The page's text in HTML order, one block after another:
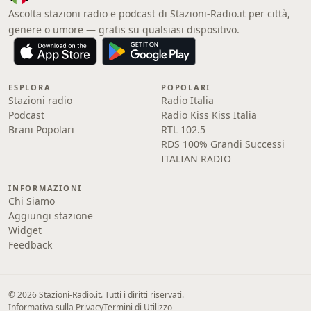
Ascolta stazioni radio e podcast di Stazioni-Radio.it per città,
genere o umore — gratis su qualsiasi dispositivo.
ESPLORA
Stazioni radio
Podcast
Brani Popolari
POPOLARI
Radio Italia
Radio Kiss Kiss Italia
RTL 102.5
RDS 100% Grandi Successi
ITALIAN RADIO
INFORMAZIONI
Chi Siamo
Aggiungi stazione
Widget
Feedback
© 2026 Stazioni-Radio.it. Tutti i diritti riservati.
Informativa sulla PrivacyTermini di Utilizzo